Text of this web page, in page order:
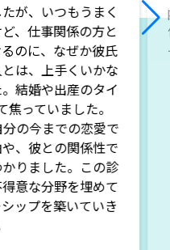
が、いつもうまく
、仕事関係の方と
のに、なぜか彼氏
は、上手くいかな
結婚や出産のタイ
っていました。
の今までの恋愛で
、彼との関係性で
りました。この診
意な分野を埋めて
ップを築いていき